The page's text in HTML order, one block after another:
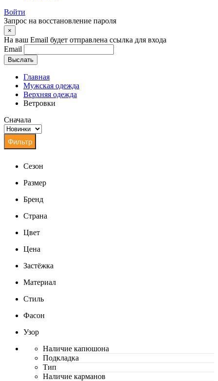
Войти
Запрос на восстановление пароля
×
На ваш Email будет отправлена ссылка для входа
Email
Выслать
Главная
Мужская одежда
Верхняя одежда
Ветровки
Сначала
Сезон
Размер
Бренд
Страна
Цвет
Цена
Застёжка
Материал
Стиль
Фасон
Узор
Наличие капюшона
Подкладка
Тип
Наличие карманов